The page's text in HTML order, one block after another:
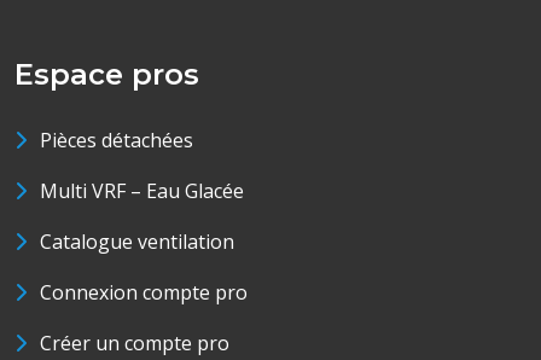
Espace pros
Pièces détachées
Multi VRF – Eau Glacée
Catalogue ventilation
Connexion compte pro
Créer un compte pro